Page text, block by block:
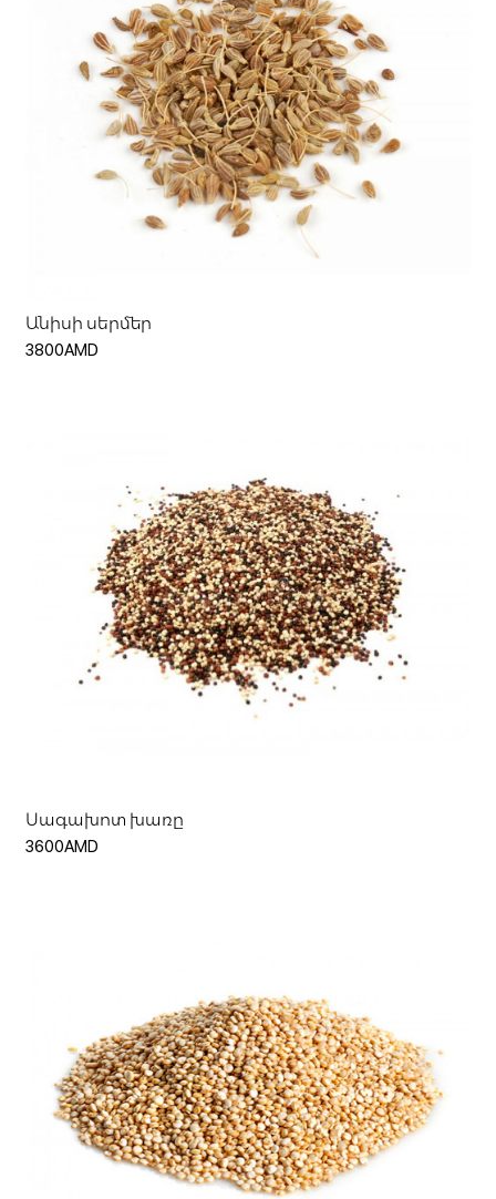
Անիսի սերմեր
3800AMD
Ավելացնել զամբյուղ
Սագախոտ խառը
3600AMD
Ավելացնել զամբյուղ